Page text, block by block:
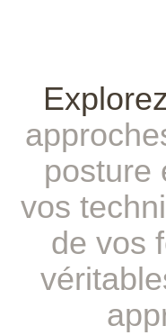
posture
vos
de vos